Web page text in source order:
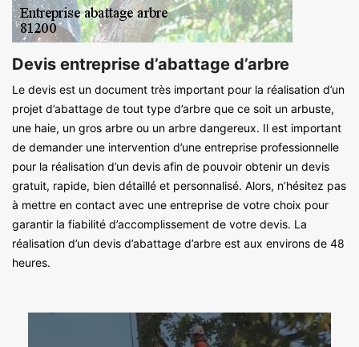
Devis entreprise d’abattage d’arbre
Le devis est un document très important pour la réalisation d’un
projet d’abattage de tout type d’arbre que ce soit un arbuste,
une haie, un gros arbre ou un arbre dangereux. Il est important
de demander une intervention d’une entreprise professionnelle
pour la réalisation d’un devis afin de pouvoir obtenir un devis
gratuit, rapide, bien détaillé et personnalisé. Alors, n’hésitez pas
à mettre en contact avec une entreprise de votre choix pour
garantir la fiabilité d’accomplissement de votre devis. La
réalisation d’un devis d’abattage d’arbre est aux environs de 48
heures.